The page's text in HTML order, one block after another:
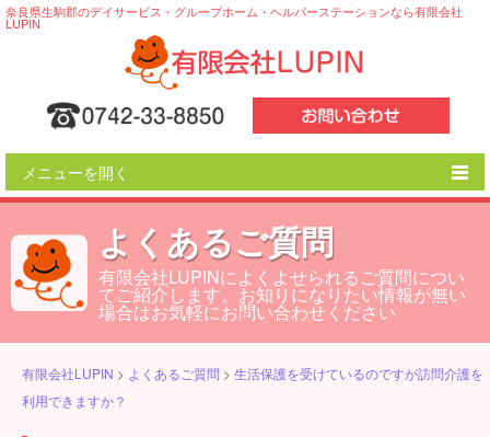
奈良県生駒郡のデイサービス・グループホーム・ヘルパーステーションなら有限会社
LUPIN
メニューを開く
ご利用の流れ
事業所一覧
よくあるご質問
よくあるご質問
有限会社LUPINによくよせられるご質問につい
てご紹介します。お知りになりたい情報が無い
場合はお気軽にお問い合わせください
有限会社LUPIN > よくあるご質問 > 生活保護を受けているのですが訪問介護を
利用できますか？